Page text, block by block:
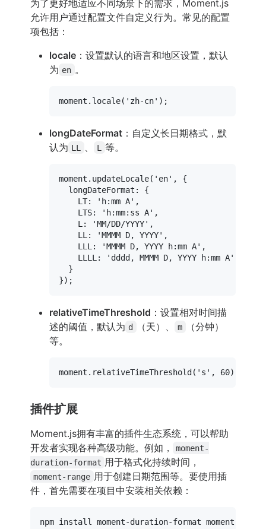
为了更好地适应不同场景下的需求，Moment.js
允许用户通过配置文件自定义行为。常见的配置
项包括：
locale ：设置默认的语言和地区设置，默认
为 en 。
moment. locale( 'zh-cn'
longDateFormat ：自定义长日期格式，默
认为 LL L 等。
moment. updateLocale( 'en' , {
longDateFormat : {
LT: 'h:mm A' ,
LTS: 'h:mm:ss A' ,
L : 'MM/DD/YYYY' ,
LL : 'MMMM D, YYYY' ,
LLL : 'MMMM D, YYYY h:mm A' ,
LLLL :
'dddd, MMMM D, YYYY h:mm A'
  }
relativeTimeThreshold ：设置相对时间描
述的阈值，默认为 d （天）、 m
（分钟）
等。
moment. relativeTimeThreshold( 's' , 60
插件扩展
Moment.js拥有丰富的插件生态系统，可以帮助
开发者实现各种高级功能。例如，
moment-
duration-format 用于格式化持续时间，
moment-range 用于创建日期范围等。要使用插
件，首先需要在项目中安装相关依赖：